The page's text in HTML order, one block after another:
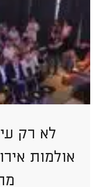
לא רק
אולמות